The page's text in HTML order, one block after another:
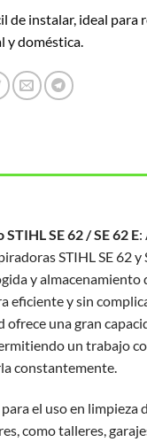
de instalar, ideal para
y doméstica.
SE 62 / SE 62 E:
STIHL SE 62 y
y almacenamiento
eficiente y sin
ofrece una gran
un trabajo
constantemente.
el uso en limpieza
como talleres,